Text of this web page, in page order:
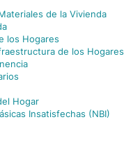
de la Vivienda
los Hogares
de los Hogares
Hogar
Insatisfechas (NBI)